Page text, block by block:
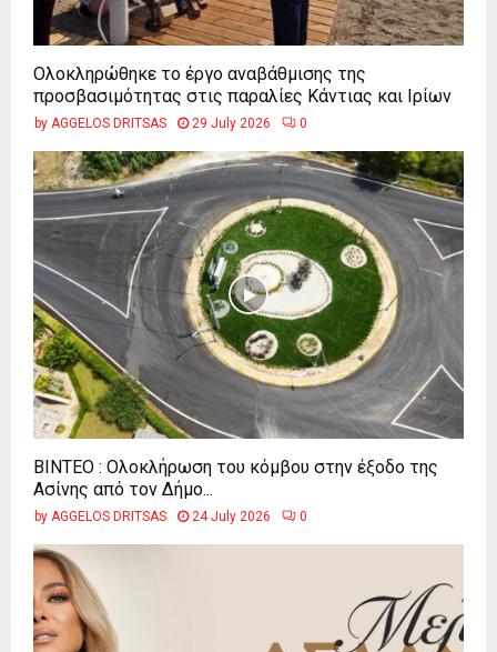
Ολοκληρώθηκε το έργο αναβάθμισης της
προσβασιμότητας στις παραλίες Κάντιας και Ιρίων
by AGGELOS DRITSAS 29 July 2026 0
ΒΙΝΤΕΟ : Ολοκλήρωση του κόμβου στην έξοδο της
Ασίνης από τον Δήμο...
by AGGELOS DRITSAS 24 July 2026 0